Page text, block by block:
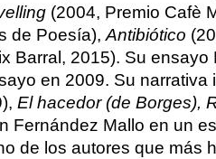
(2004, Premio Cafè
de Poesía), Antibiótico
Barral, 2015). Su
en 2009. Su narrativa
El hacedor (de Borges),
Fernández Mallo en un
de los autores que más